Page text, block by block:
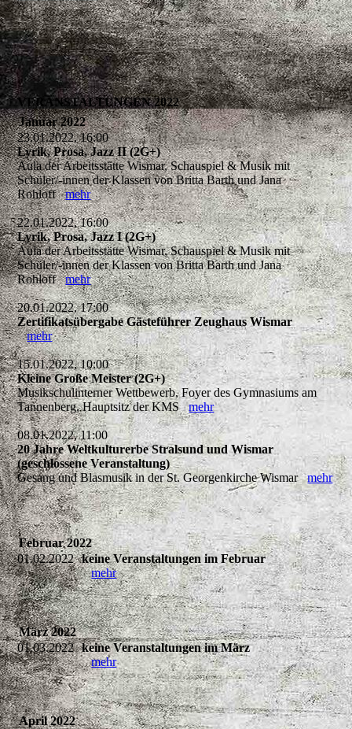
VERANSTALTUNGEN 2022
Januar 2022
23.01.2022, 16:00
Lyrik, Prosa, Jazz II (2G+)
Aula der Arbeitsstätte Wismar, Schauspiel & Musik mit
Schüler/-innen der Klassen von Britta Barth und Jana
Rohloffmehr
22.01.2022, 16:00
Lyrik, Prosa, Jazz I (2G+)
Aula der Arbeitsstätte Wismar, Schauspiel & Musik mit
Schüler/-innen der Klassen von Britta Barth und Jana
Rohloffmehr
20.01.2022, 17:00
Zertifikatsübergabe Gästeführer Zeughaus Wismar
mehr
15.01.2022, 10:00
Kleine Große Meister (2G+)
Musikschulinterner Wettbewerb, Foyer des Gymnasiums am
Tannenberg, Hauptsitz der KMSmehr
08.01.2022, 11:00
20 Jahre Weltkulturerbe Stralsund und Wismar
(geschlossene Veranstaltung)
Gesang und Blasmusik in der St. Georgenkirche Wismarmehr
Februar 2022
01.02.2022 keine Veranstaltungen im Februar
mehr
März 2022
01.03.2022 keine Veranstaltungen im März
mehr
April 2022